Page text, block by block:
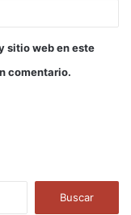
sitio web en este
comentario.